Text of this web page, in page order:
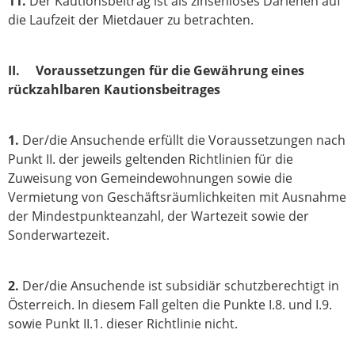
die Laufzeit der Mietdauer zu betrachten.
II. Voraussetzungen für die Gewährung eines
rückzahlbaren Kautionsbeitrages
1. Der/die Ansuchende erfüllt die Voraussetzungen nach
Punkt II. der jeweils geltenden Richtlinien für die
Zuweisung von Gemeindewohnungen sowie die
Vermietung von Geschäftsräumlichkeiten mit Ausnahme
der Mindestpunkteanzahl, der Wartezeit sowie der
Sonderwartezeit.
2. Der/die Ansuchende ist subsidiär schutzberechtigt in
Österreich. In diesem Fall gelten die Punkte I.8. und I.9.
sowie Punkt II.1. dieser Richtlinie nicht.